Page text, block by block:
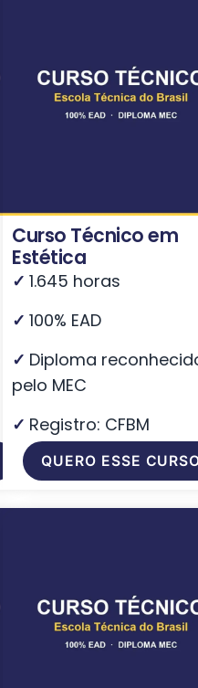
Curso Técnico em
Estética
✓ 1.645 horas
✓ 100% EAD
✓ Diploma
pelo MEC
✓ Registro: CFBM
QUERO ESSE